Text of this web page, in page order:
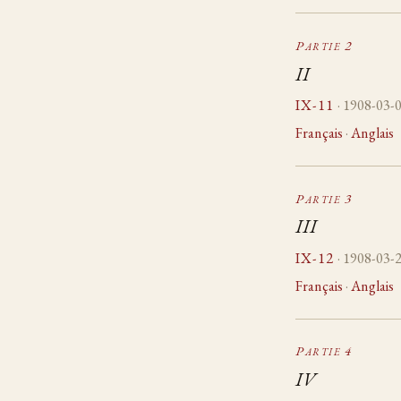
Partie 2
II
IX-11 · 1908-03-
Français ·Anglais
Partie 3
III
IX-12 · 1908-03-
Français ·Anglais
Partie 4
IV